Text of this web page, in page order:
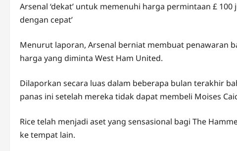
Arsenal ‘dekat’ untuk memenuhi harga permintaan £
dengan cepat’
Menurut laporan, Arsenal berniat membuat penawaran
harga yang diminta West Ham United.
Dilaporkan secara luas dalam beberapa bulan terakhir
panas ini setelah mereka tidak dapat membeli Moises
Rice telah menjadi aset yang sensasional bagi The
ke tempat lain.